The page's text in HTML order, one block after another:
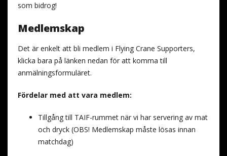
som bidrog!
Medlemskap
Det är enkelt att bli medlem i Flying Crane Supporters,
klicka bara på länken nedan för att komma till
anmälningsformuläret.
Fördelar med att vara medlem:
Tillgång till TAIF-rummet när vi har servering av mat
och dryck (OBS! Medlemskap måste lösas innan
matchdag)